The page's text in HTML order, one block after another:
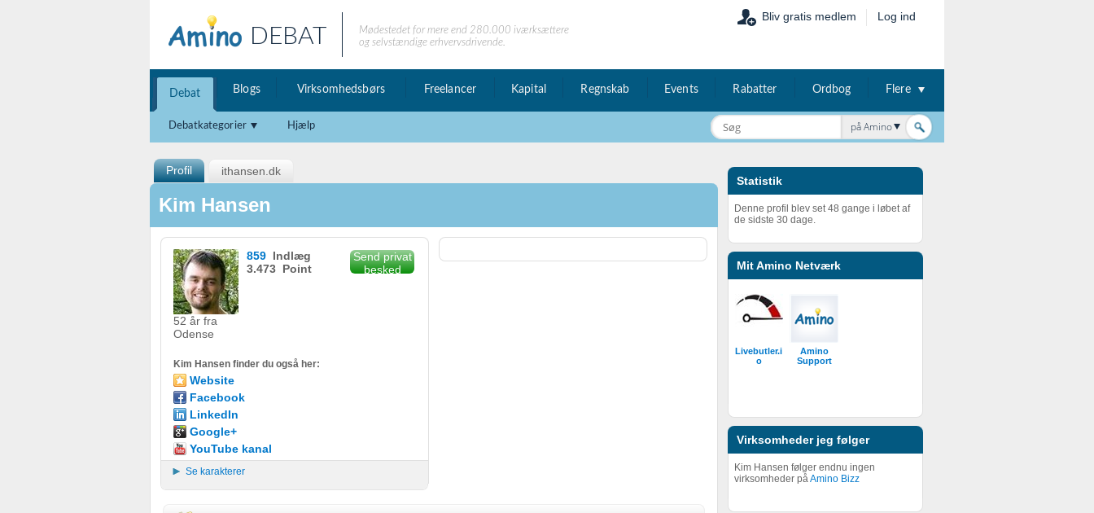
DEBAT
Mødestedet for mere end 280.000 iværksættere
og selvstændige erhvervsdrivende.
Bliv gratis medlem Log ind
Debat Blogs Virksomhedsbørs Freelancer Kapital Regnskab Events Rabatter Ordbog Flere
Debatkategorier Hjælp på Amino
Statistik
Denne profil blev set 48 gange i løbet af
de sidste 30 dage.
Mit Amino Netværk
Livebutler.i
o
Amino
Support
Virksomheder jeg følger
Kim Hansen følger endnu ingen
virksomheder påAmino Bizz
Profil ithansen.dk
Kim Hansen
52 år fra
Odense
859 Indlæg
3.473 Point
Send privat
besked
Kim Hansen finder du også her:
Website
Facebook
LinkedIn
Google+
YouTube kanal
Se karakterer